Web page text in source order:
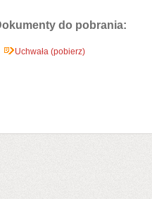
do pobrania:
Uchwała (pobierz)